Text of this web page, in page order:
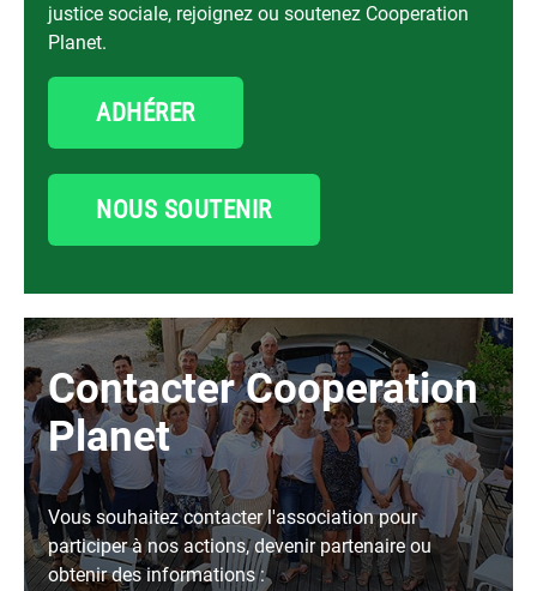
justice sociale, rejoignez ou soutenez Cooperation
Planet.
ADHÉRER
NOUS SOUTENIR
Contacter Cooperation
Planet
Vous souhaitez contacter l'association pour
participer à nos actions, devenir partenaire ou
obtenir des informations :